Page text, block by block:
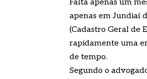
Falta apenas um
apenas em Jundiaí
(Cadastro Geral de
rapidamente uma
de tempo.
Segundo o